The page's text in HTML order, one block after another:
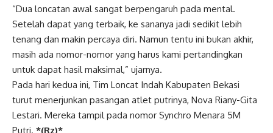
“Dua loncatan awal sangat berpengaruh pada mental.
Setelah dapat yang terbaik, ke sananya jadi sedikit lebih
tenang dan makin percaya diri. Namun tentu ini bukan akhir,
masih ada nomor-nomor yang harus kami pertandingkan
untuk dapat hasil maksimal,” ujarnya.
Pada hari kedua ini, Tim Loncat Indah Kabupaten Bekasi
turut menerjunkan pasangan atlet putrinya, Nova Riany-Gita
Lestari. Mereka tampil pada nomor Synchro Menara 5M
Putri. *(Rz)*